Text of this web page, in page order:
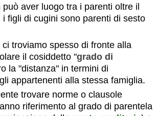
aver luogo tra i parenti oltre il
figli di cugini sono parenti di sesto
troviamo spesso di fronte alla
il cosiddetto "grado di
la "distanza" in termini di
appartenenti alla stessa famiglia.
trovare norme o clausole
riferimento al grado di parentela